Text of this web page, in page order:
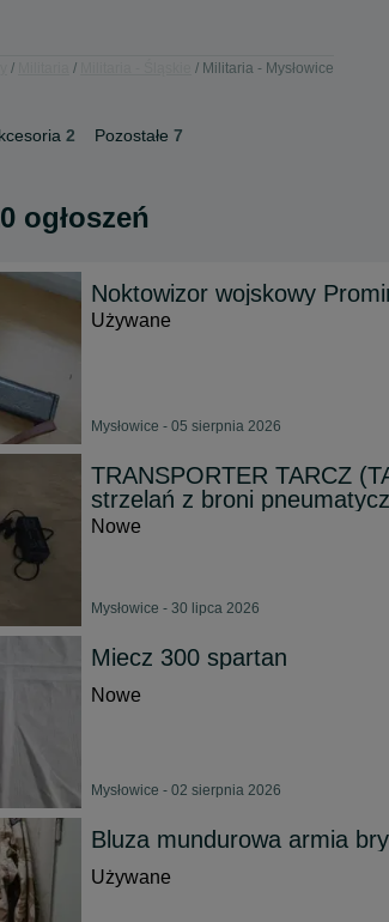
Militaria - Mysłowice
2 Pozostałe 7
ogłoszeń
Noktowizor wojskowy
Używane
Mysłowice - 05 sierpnia 2026
TRANSPORTER TARCZ
strzelań z broni
Nowe
Mysłowice - 30 lipca 2026
Miecz 300 spartan
Nowe
Mysłowice - 02 sierpnia 2026
Bluza mundurowa armia
Używane